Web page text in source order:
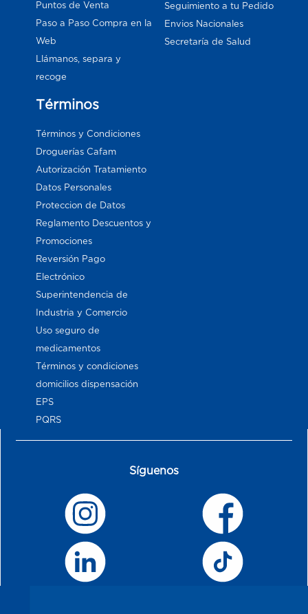
Puntos de Venta
Paso a Paso Compra en la
Web
Llámanos, separa y
recoge
Seguimiento a tu Pedido
Envios Nacionales
Secretaría de Salud
Términos
Términos y Condiciones
Droguerías Cafam
Autorización Tratamiento
Datos Personales
Proteccion de Datos
Reglamento Descuentos y
Promociones
Reversión Pago
Electrónico
Superintendencia de
Industria y Comercio
Uso seguro de
medicamentos
Términos y condiciones
domicilios dispensación
EPS
PQRS
Síguenos